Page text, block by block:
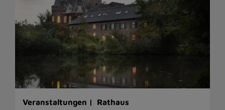
Veranstaltungen | Rathaus